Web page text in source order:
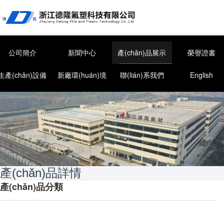
公司簡介 新聞中心 產(chǎn)品展示 榮譽證書
產(chǎn)設備 新廠環(huán)境 聯(lián)系我們 English
產(chǎn)品詳情
產(chǎn)品分類